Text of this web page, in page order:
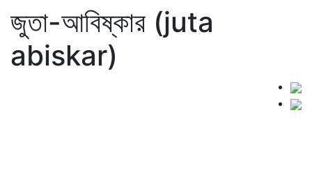
জুতা-আবিষ্কার (juta
abiskar)